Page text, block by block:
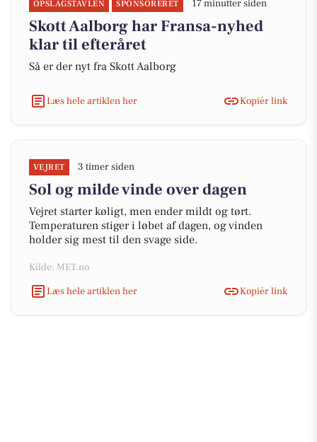
OPSLAGSTAVLEN SPONSORERET 17 minutter siden
Skott Aalborg har Fransa-nyhed
klar til efteråret
Så er der nyt fra Skott Aalborg
Læs hele artiklen her Kopiér link
VEJRET 3 timer siden
Sol og milde vinde over dagen
Vejret starter køligt, men ender mildt og tørt.
Temperaturen stiger i løbet af dagen, og vinden
holder sig mest til den svage side.
Kilde: MET.no
Læs hele artiklen her
Kopiér link